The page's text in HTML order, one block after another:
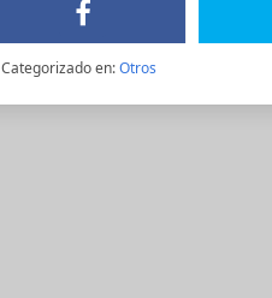
Categorizado en:Otros